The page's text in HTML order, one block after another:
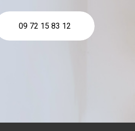
09 72 15 83 12